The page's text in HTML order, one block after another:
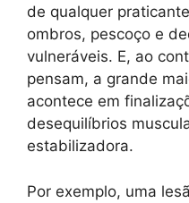
de qualquer
ombros, pescoço e
vulneráveis. E, ao
pensam, a grande
acontece em
desequilíbrios
estabilizadora.
Por exemplo, uma